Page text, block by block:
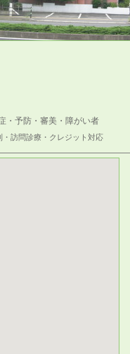
・予防・審美・障がい者
・訪問診療・クレジット対応